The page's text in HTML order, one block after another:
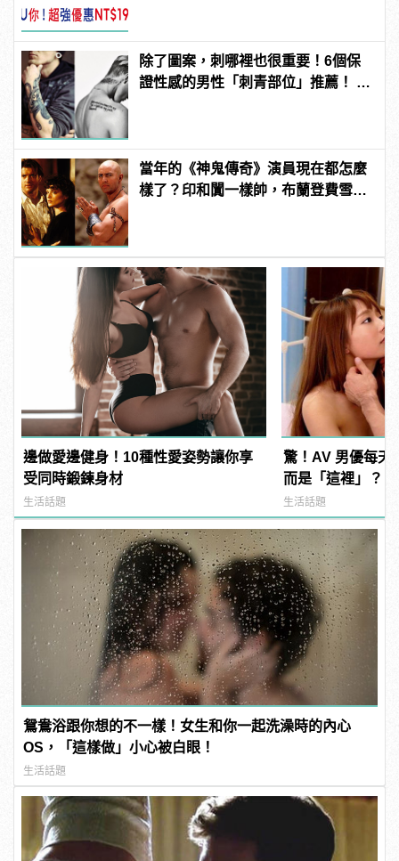
除了圖案，刺哪裡也很重要！6個保
證性感的男性「刺青部位」推薦！ |
當年的《神鬼傳奇》演員現在都怎麼
樣了？印和闐一樣帥，布蘭登費雪大
邊做愛邊健身！10種性愛姿勢讓你享
受同時鍛鍊身材
生活話題
驚！AV 男優每天
而是「這裡」？ |
型男
生活話題
鴛鴦浴跟你想的不一樣！女生和你一起洗澡時的內心
OS，「這樣做」小心被白眼！
生活話題